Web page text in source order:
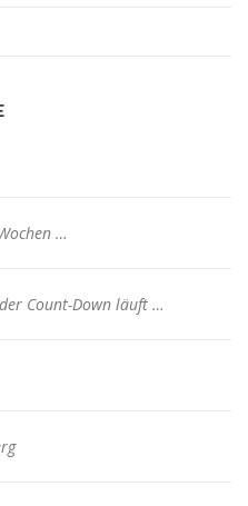
…
Count-Down läuft …